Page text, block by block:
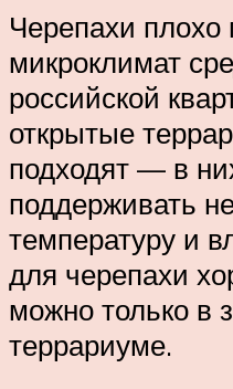
Черепахи плохо
микроклимат
российской
открытые
подходят — в
поддерживать
температуру и
для черепахи
можно только в
террариуме.